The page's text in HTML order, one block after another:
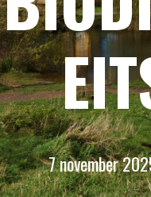
7 november